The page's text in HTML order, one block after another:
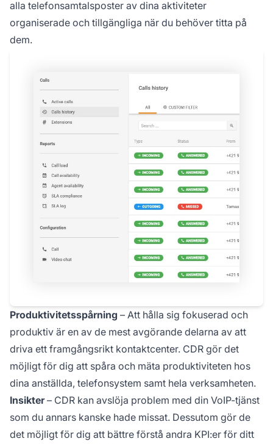
alla telefonsamtalsposter av dina aktiviteter
organiserade och tillgängliga när du behöver titta på
dem.
Produktivitetsspårning – Att hålla sig fokuserad och
produktiv är en av de mest avgörande delarna av att
driva ett framgångsrikt kontaktcenter. CDR gör det
möjligt för dig att spåra och mäta produktiviteten hos
dina anställda, telefonsystem samt hela verksamheten.
Insikter– CDR kan avslöja problem med din VoIP-tjänst
som du annars kanske hade missat. Dessutom gör de
det möjligt för dig att bättre förstå andra KPI:er för ditt